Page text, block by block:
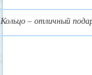
Кольцо – отличный